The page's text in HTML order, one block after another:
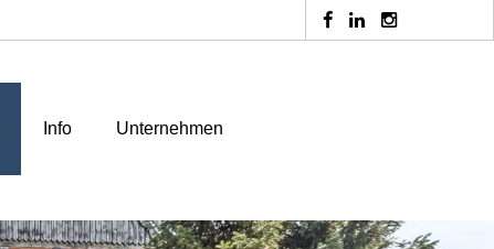
Info Unternehmen